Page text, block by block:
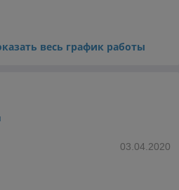
весь график работы
03.04.2020